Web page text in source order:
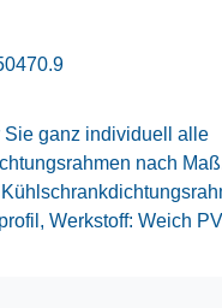
Sie ganz individuell alle
nach
Werkstoff: Weich